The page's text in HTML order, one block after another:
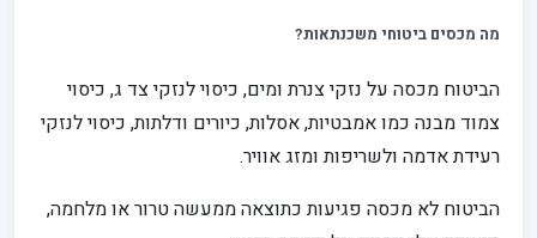
מה מכסים ביטוחי משכנתאות?
הביטוח מכסה על נזקי צנרת ומים, כיסוי לנזקי צד ג, כיסוי
צמוד מבנה כמו אמבטיות, אסלות, כיורים ודלתות, כיסוי לנזקי
רעידת אדמה ולשריפות ומזג אוויר.
הביטוח לא מכסה פגיעות כתוצאה ממעשה טרור או מלחמה,